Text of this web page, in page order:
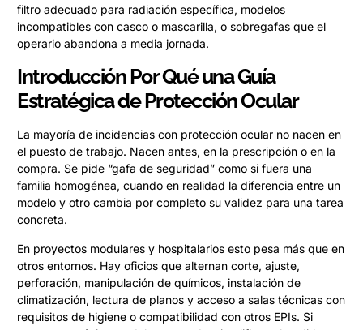
filtro adecuado para radiación específica, modelos
incompatibles con casco o mascarilla, o sobregafas que el
operario abandona a media jornada.
Introducción Por Qué una Guía
Estratégica de Protección Ocular
La mayoría de incidencias con protección ocular no nacen en
el puesto de trabajo. Nacen antes, en la prescripción o en la
compra. Se pide “gafa de seguridad” como si fuera una
familia homogénea, cuando en realidad la diferencia entre un
modelo y otro cambia por completo su validez para una tarea
concreta.
En proyectos modulares y hospitalarios esto pesa más que en
otros entornos. Hay oficios que alternan corte, ajuste,
perforación, manipulación de químicos, instalación de
climatización, lectura de planos y acceso a salas técnicas con
requisitos de higiene o compatibilidad con otros EPIs. Si